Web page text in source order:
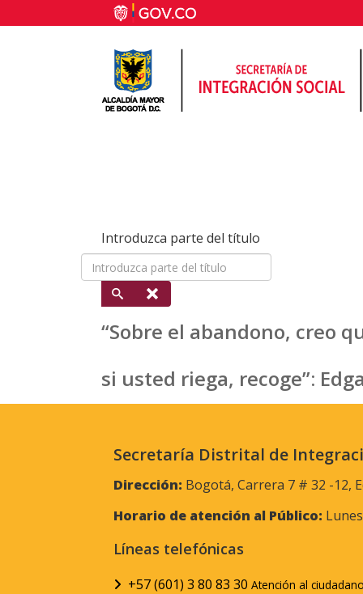
Introduzca parte del título
“Sobre el abandono, creo
si usted riega, recoge”:
Secretaría Distrital de
Dirección: Bogotá, Carrera 7 # 32 -12,
Horario de atención al Público:
Líneas telefónicas
+57 (601) 3 80 83 30 Atención al